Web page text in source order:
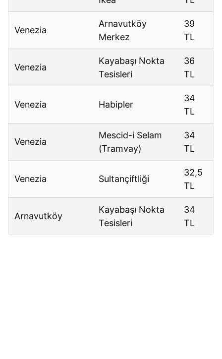
Venezia
Arnavutköy
Merkez
39
TL
Venezia
Kayabaşı Nokta
Tesisleri
36
TL
Venezia Habipler
34
TL
Venezia
Mescid-i Selam
(Tramvay)
34
TL
Venezia Sultançiftliği
32,5
TL
Arnavutköy
Kayabaşı Nokta
Tesisleri
34
TL